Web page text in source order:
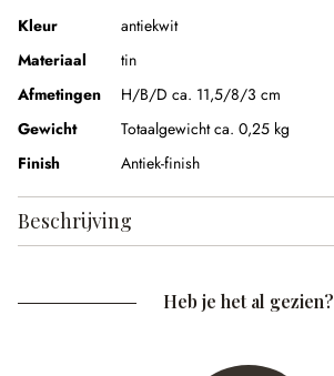
Kleur
antiekwit
Materiaal
tin
Afmetingen
H/B/D ca. 11,5/8/3 cm
Gewicht
Totaalgewicht ca. 0,25 kg
Finish
Antiek-finish
Beschrijving
Heb je het al gezien?